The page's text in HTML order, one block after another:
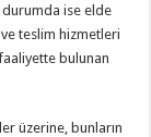
durumda ise elde
teslim hizmetleri
bulunan
üzerine, bunların